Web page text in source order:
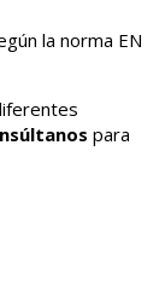
la norma EN
para